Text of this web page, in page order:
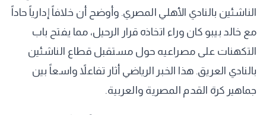
الناشئين بالنادي الأهلي المصري. وأوضح أن خلافاً إدارياً حاداً
مع خالد بيبو كان وراء اتخاذه قرار الرحيل، مما يفتح باب
التكهنات على مصراعيه حول مستقبل قطاع الناشئين
بالنادي العريق. هذا الخبر الرياضي أثار تفاعلاً واسعاً بين
جماهير كرة القدم المصرية والعربية.